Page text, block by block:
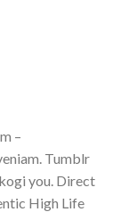
–
Tumblr
you. Direct
High Life